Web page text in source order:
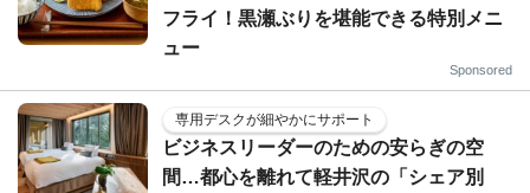
フライ！黒瀬ぶりを堪能できる特別メニ
ュー
Sponsored
専用デスクが細やかにサポート
ビジネスリーダーのための安らぎの空
間…都心を離れて軽井沢の「シェア別